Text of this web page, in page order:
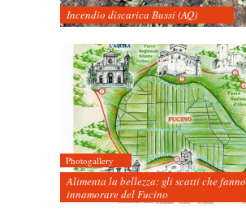
Incendio discarica Bussi (AQ)
Photogallery
Alimenta la bellezza: gli scatti che fanno
innamorare del Fucino